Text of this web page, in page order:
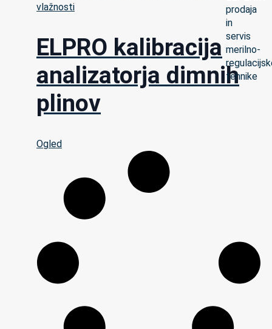
vlažnosti
ELPRO kalibracija
analizatorja dimnih
plinov
Ogled